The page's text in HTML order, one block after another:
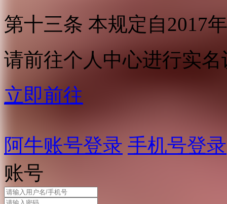
第十三条 本规定自2017
请前往个人中心进行实名
立即前往
阿牛账号登录 手机号登录
账号